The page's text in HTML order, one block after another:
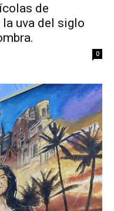
de
la uva del siglo
0